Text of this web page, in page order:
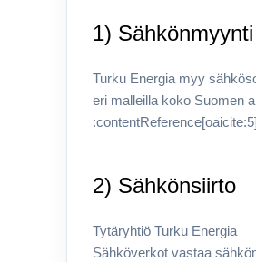
1) Sähkönmyynti
Turku Energia myy
eri malleilla koko Suomen
2) Sähkönsiirto
Tytäryhtiö Turku Energia
Sähköverkot vastaa